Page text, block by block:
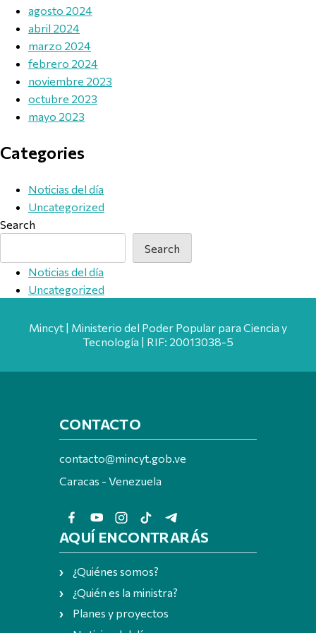
agosto 2024
abril 2024
marzo 2024
febrero 2024
noviembre 2023
octubre 2023
mayo 2023
Categories
Noticias del día
Uncategorized
Search
Search
Noticias del día
Uncategorized
Mincyt | Ministerio del Poder Popular para Ciencia y
Tecnología | RIF: 20013038-5
CONTACTO
contacto@mincyt.gob.ve
Caracas - Venezuela
AQUÍ ENCONTRARÁS
¿Quiénes somos?
¿Quién es la ministra?
Planes y proyectos